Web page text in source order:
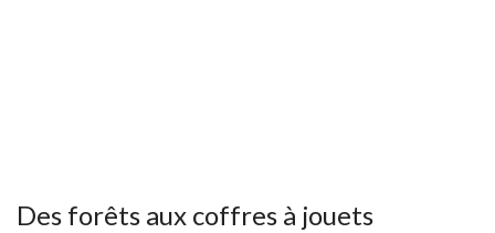
Des forêts aux coffres à jouets